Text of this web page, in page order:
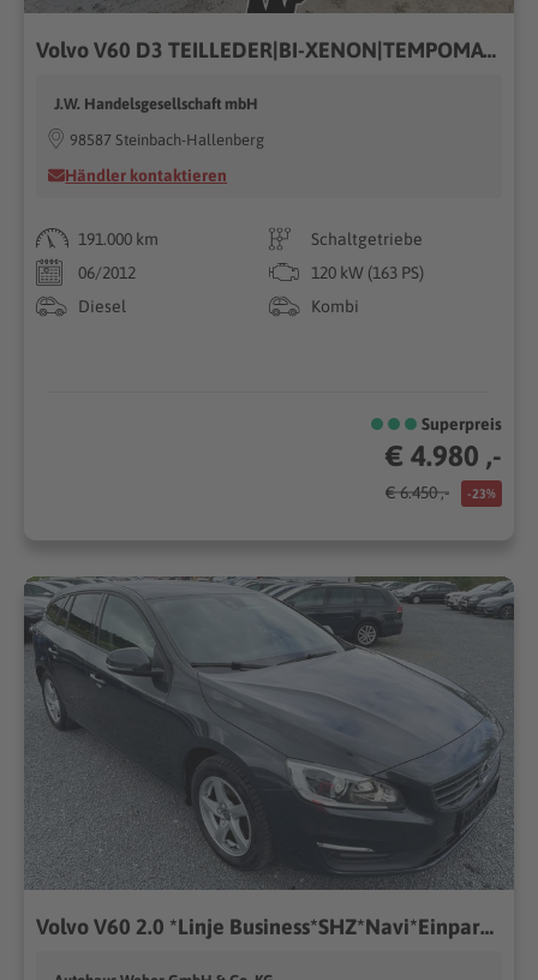
Volvo V60 D3 TEILLEDER|BI-XENON|TEMPOMAT|SITZHEIZUNG
J.W. Handelsgesellschaft mbH
98587 Steinbach-Hallenberg
Händler kontaktieren
191.000 km
Schaltgetriebe
06/2012
120 kW (163 PS)
Diesel
Kombi
Superpreis
€ 4.980 ,-
€ 6.450 ,- -23%
Volvo V60 2.0 *Linje Business*SHZ*Navi*Einparkhilfe vo